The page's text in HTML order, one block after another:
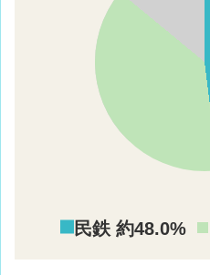
民鉄 約48.0%